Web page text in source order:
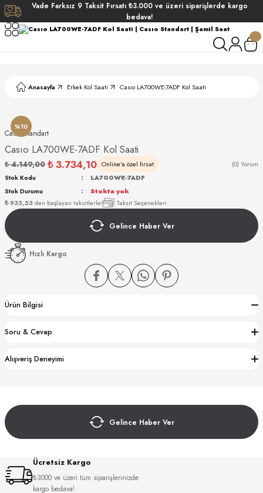
Vade Farksız 9 Taksit Fırsatı ₺3.000 ve üzeri siparişlerde kargo
bedava!
Anasayfa Erkek Kol Saati Casıo LA700WE-7ADF Kol Saati
%10
Casıo Standart
Casıo LA700WE-7ADF Kol Saati
₺ 4.149,00 ₺ 3.734,10 Online'a özel fırsat (0) Yorum
₺ 933,53 den başlayan taksitlerle! Taksit Seçenekleri
Stok Kodu
LA700WE-7ADF
Stok Durumu
Stokta yok
Gelince Haber Ver
Hızlı Kargo
Ürün Bilgisi
Soru & Cevap
Alışveriş Deneyimi
Gelince Haber Ver
Ücretsiz Kargo
₺3000 ve üzeri tüm siparişlerinizde
kargo bedava!